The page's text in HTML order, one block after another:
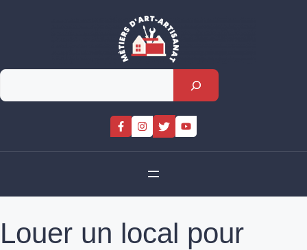
Rechercher
Louer un local pour